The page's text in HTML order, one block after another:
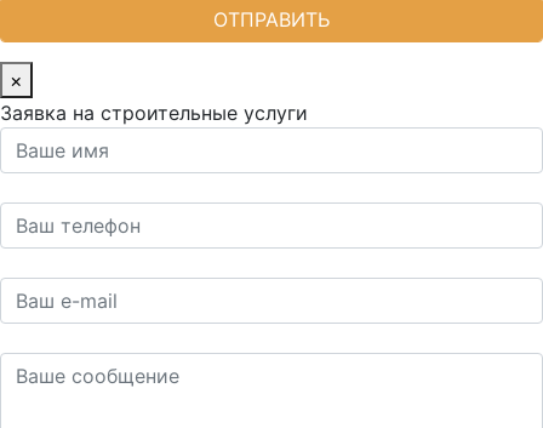
×
Заявка на строительные услуги